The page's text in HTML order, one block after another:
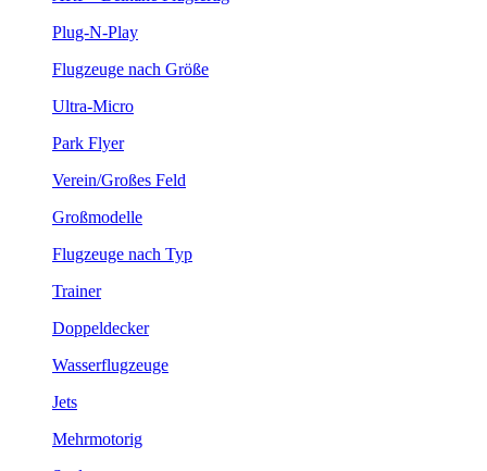
Plug-N-Play
Flugzeuge nach Größe
Ultra-Micro
Park Flyer
Verein/Großes Feld
Großmodelle
Flugzeuge nach Typ
Trainer
Doppeldecker
Wasserflugzeuge
Jets
Mehrmotorig